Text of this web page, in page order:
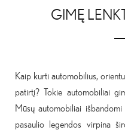
GIMĘ
Kaip kurti automobilius,
patirtį? Tokie automobiliai
Mūsų automobiliai
pasaulio legendos virpina